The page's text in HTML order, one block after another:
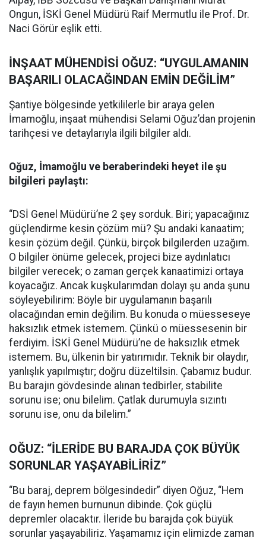
Ongun, İSKİ Genel Müdürü Raif Mermutlu ile Prof. Dr.
Naci Görür eşlik etti.
İNŞAAT MÜHENDİSİ OĞUZ: “UYGULAMANIN
BAŞARILI OLACAĞINDAN EMİN DEĞİLİM”
Şantiye bölgesinde yetkililerle bir araya gelen
İmamoğlu, inşaat mühendisi Selami Oğuz’dan projenin
tarihçesi ve detaylarıyla ilgili bilgiler aldı.
Oğuz, İmamoğlu ve beraberindeki heyet ile şu
bilgileri paylaştı:
“DSİ Genel Müdürü’ne 2 şey sorduk. Biri; yapacağınız
güçlendirme kesin çözüm mü? Şu andaki kanaatim;
kesin çözüm değil. Çünkü, birçok bilgilerden uzağım.
O bilgiler önüme gelecek, projeci bize aydınlatıcı
bilgiler verecek; o zaman gerçek kanaatimizi ortaya
koyacağız. Ancak kuşkularımdan dolayı şu anda şunu
söyleyebilirim: Böyle bir uygulamanın başarılı
olacağından emin değilim. Bu konuda o müesseseye
haksızlık etmek istemem. Çünkü o müessesenin bir
ferdiyim. İSKİ Genel Müdürü’ne de haksızlık etmek
istemem. Bu, ülkenin bir yatırımıdır. Teknik bir olaydır,
yanlışlık yapılmıştır; doğru düzeltilsin. Çabamız budur.
Bu barajın gövdesinde alınan tedbirler, stabilite
sorunu ise; onu bilelim. Çatlak durumuyla sızıntı
sorunu ise, onu da bilelim.”
OĞUZ: “İLERİDE BU BARAJDA ÇOK BÜYÜK
SORUNLAR YAŞAYABİLİRİZ”
“Bu baraj, deprem bölgesindedir” diyen Oğuz, “Hem
de fayın hemen burnunun dibinde. Çok güçlü
depremler olacaktır. İleride bu barajda çok büyük
sorunlar yaşayabiliriz. Yaşamamız için elimizde zaman